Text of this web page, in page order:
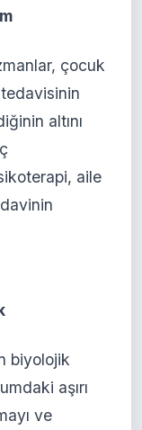
çocuk
altını
aile
biyolojik
aşırı
ve